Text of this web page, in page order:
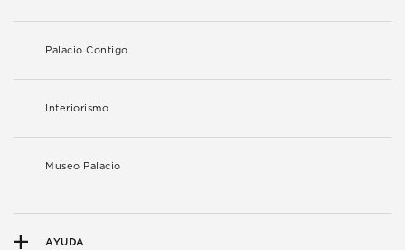
Palacio Contigo
Interiorismo
Museo Palacio
AYUDA